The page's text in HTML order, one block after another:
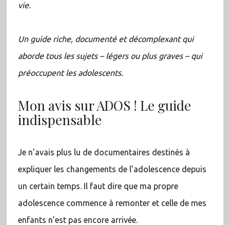
vie.
Un guide riche, documenté et décomplexant qui
aborde tous les sujets – légers ou plus graves – qui
préoccupent les adolescents.
Mon avis sur ADOS ! Le guide
indispensable
Je n’avais plus lu de documentaires destinés à
expliquer les changements de l’adolescence depuis
un certain temps. Il faut dire que ma propre
adolescence commence à remonter et celle de mes
enfants n’est pas encore arrivée.